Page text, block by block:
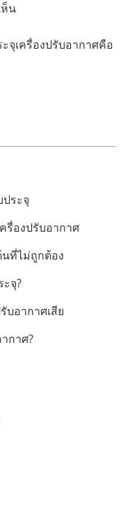
น
จุเครื่องปรับอากาศคือ
ระจุ
รื่องปรับอากาศ
นที่ไม่ถูกต้อง
จุ?
บอากาศเสีย
กาศ?